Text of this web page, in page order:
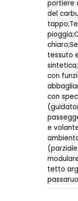
portiere
del
tessuto
con
con
e
tetto